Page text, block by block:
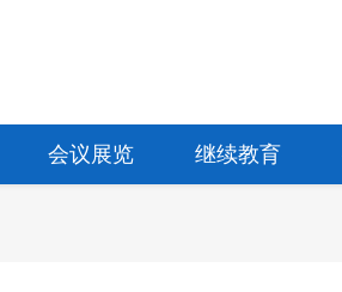
会议展览 继续教育